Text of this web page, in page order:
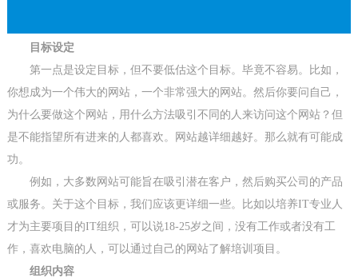
目标设定
第一点是设定目标，但不要低估这个目标。毕竟不容易。比如，
你想成为一个伟大的网站，一个非常强大的网站。然后你要问自己，
为什么要做这个网站，用什么方法吸引不同的人来访问这个网站？但
是不能指望所有进来的人都喜欢。网站越详细越好。那么就有可能成
功。
例如，大多数网站可能旨在吸引潜在客户，然后购买公司的产品
或服务。关于这个目标，我们应该更详细一些。比如以培养IT专业人
才为主要项目的IT组织，可以说18-25岁之间，没有工作或者没有工
作，喜欢电脑的人，可以通过自己的网站了解培训项目。
组织内容